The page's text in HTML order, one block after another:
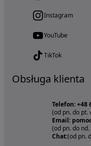
Instagram
YouTube
TikTok
Obsługa klienta
Telefon: +48
(od pn. do pt.
Email:
(od pn. do
Chat:(od pn.